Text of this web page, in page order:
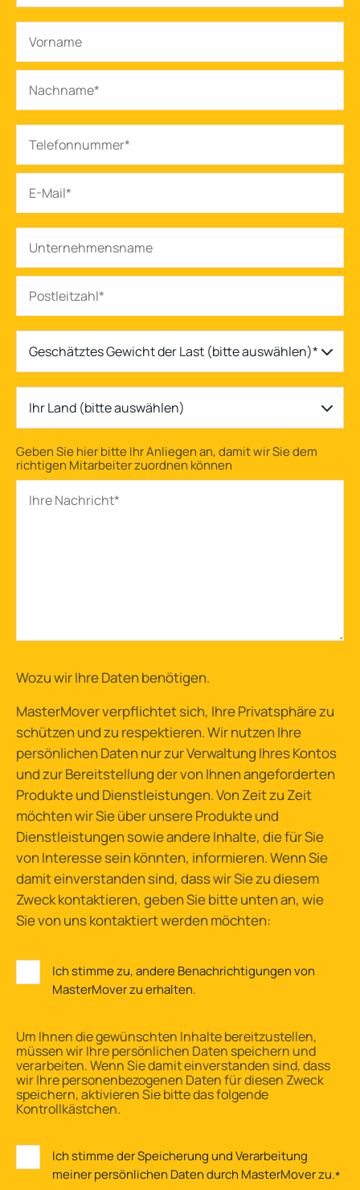
Geschätztes Gewicht der Last (bitte auswählen)*
Ihr Land (bitte auswählen)
Geben Sie hier bitte Ihr Anliegen an, damit wir Sie dem
richtigen Mitarbeiter zuordnen können
Wozu wir Ihre Daten benötigen.
MasterMover verpflichtet sich, Ihre Privatsphäre zu
schützen und zu respektieren. Wir nutzen Ihre
persönlichen Daten nur zur Verwaltung Ihres Kontos
und zur Bereitstellung der von Ihnen angeforderten
Produkte und Dienstleistungen. Von Zeit zu Zeit
möchten wir Sie über unsere Produkte und
Dienstleistungen sowie andere Inhalte, die für Sie
von Interesse sein könnten, informieren. Wenn Sie
damit einverstanden sind, dass wir Sie zu diesem
Zweck kontaktieren, geben Sie bitte unten an, wie
Sie von uns kontaktiert werden möchten:
Ich stimme zu, andere Benachrichtigungen von
MasterMover zu erhalten.
Um Ihnen die gewünschten Inhalte bereitzustellen,
müssen wir Ihre persönlichen Daten speichern und
verarbeiten. Wenn Sie damit einverstanden sind, dass
wir Ihre personenbezogenen Daten für diesen Zweck
speichern, aktivieren Sie bitte das folgende
Kontrollkästchen.
Ich stimme der Speicherung und Verarbeitung
meiner persönlichen Daten durch MasterMover zu.*